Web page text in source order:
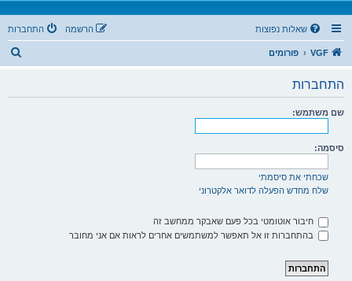
שאלות נפוצות התחברות הרשמה
VGF פורומים
התחברות
שם משתמש:
סיסמה:
שכחתי את סיסמתי
שלח מחדש הפעלה לדואר אלקטרוני
חיבור אוטומטי בכל פעם שאבקר ממחשב זה
בהתחברות זו אל תאפשר למשתמשים אחרים לראות אם אני מחובר